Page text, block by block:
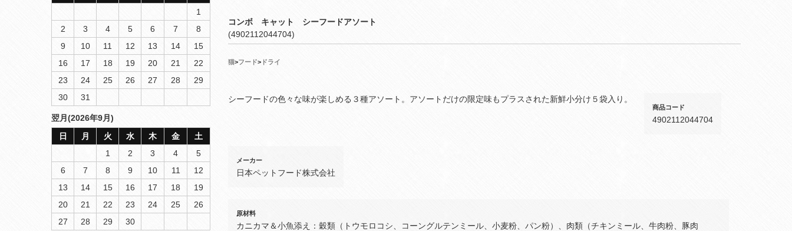
コンボ キャット シーフードアソート
(4902112044704)
猫>フード> ドライ
シーフードの色々な味が楽しめる３種アソート。アソートだけの限定味もプラスされた新鮮小分け５袋入り。
商品コード
4902112044704
メーカー
日本ペットフード株式会社
原材料
カニカマ＆小魚添え：穀類（トウモロコシ、コーングルテンミール、小麦粉、パン粉）、肉類（チキンミール、牛肉粉、豚肉
1
2
3 4 5 6 7
8
9
10 11 12 13 14
15
16
17 18 19 20 21
22
23
24 25 26 27 28
29
30
31
翌月(2026年9月)
日
月 火 水 木 金
土
1
2 3 4
5
6
7 8 9 10 11
12
13
14 15 16 17 18
19
20
21 22 23 24 25
26
27
28 29 30